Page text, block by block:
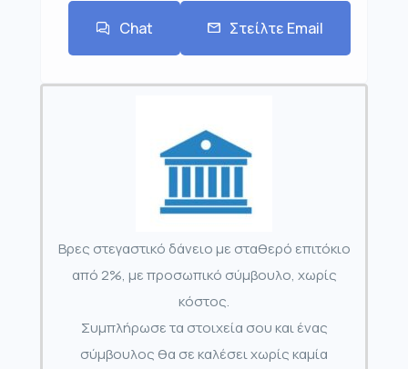
Chat Στείλτε Email
Βρες στεγαστικό δάνειο με σταθερό επιτόκιο
από 2%, με προσωπικό σύμβουλο, χωρίς
κόστος.
Συμπλήρωσε τα στοιχεία σου και ένας
σύμβουλος θα σε καλέσει χωρίς καμία